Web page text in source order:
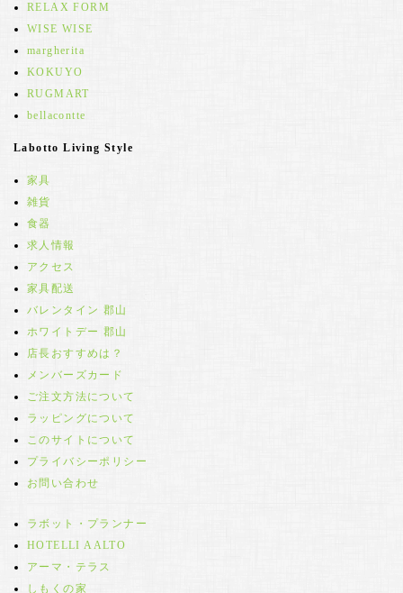
RELAX FORM
WISE WISE
margherita
KOKUYO
RUGMART
bellacontte
Labotto Living Style
家具
雑貨
食器
求人情報
アクセス
家具配送
バレンタイン 郡山
ホワイトデー 郡山
店長おすすめは？
メンバーズカード
ご注文方法について
ラッピングについて
このサイトについて
プライバシーポリシー
お問い合わせ
ラボット・プランナー
HOTELLI AALTO
アーマ・テラス
しもくの家